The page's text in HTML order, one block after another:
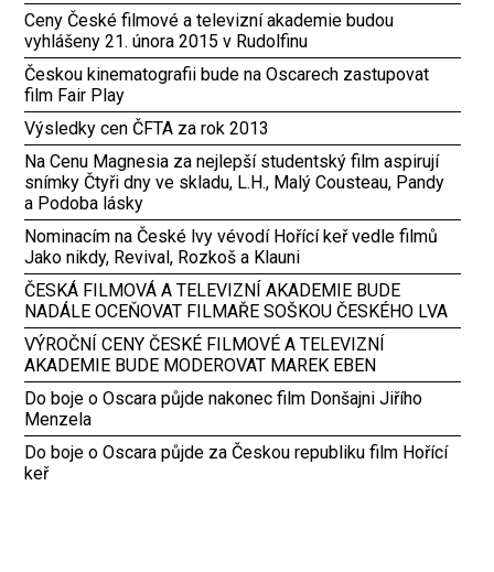
Ceny České filmové a televizní akademie budou
vyhlášeny 21. února 2015 v Rudolfinu
Českou kinematografii bude na Oscarech zastupovat
film Fair Play
Výsledky cen ČFTA za rok 2013
Na Cenu Magnesia za nejlepší studentský film aspirují
snímky Čtyři dny ve skladu, L.H., Malý Cousteau, Pandy
a Podoba lásky
Nominacím na České lvy vévodí Hořící keř vedle filmů
Jako nikdy, Revival, Rozkoš a Klauni
ČESKÁ FILMOVÁ A TELEVIZNÍ AKADEMIE BUDE
NADÁLE OCEŇOVAT FILMAŘE SOŠKOU ČESKÉHO LVA
VÝROČNÍ CENY ČESKÉ FILMOVÉ A TELEVIZNÍ
AKADEMIE BUDE MODEROVAT MAREK EBEN
Do boje o Oscara půjde nakonec film Donšajni Jiřího
Menzela
Do boje o Oscara půjde za Českou republiku film Hořící
keř